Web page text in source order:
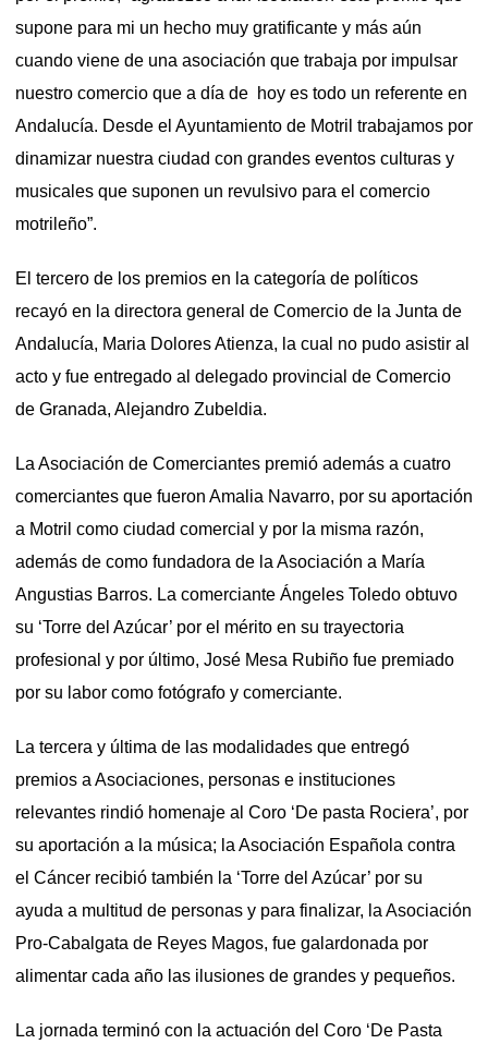
supone para mi un hecho muy gratificante y más aún
cuando viene de una asociación que trabaja por impulsar
nuestro comercio que a día de hoy es todo un referente en
Andalucía. Desde el Ayuntamiento de Motril trabajamos por
dinamizar nuestra ciudad con grandes eventos culturas y
musicales que suponen un revulsivo para el comercio
motrileño”.
El tercero de los premios en la categoría de políticos
recayó en la directora general de Comercio de la Junta de
Andalucía, Maria Dolores Atienza, la cual no pudo asistir al
acto y fue entregado al delegado provincial de Comercio
de Granada, Alejandro Zubeldia.
La Asociación de Comerciantes premió además a cuatro
comerciantes que fueron Amalia Navarro, por su aportación
a Motril como ciudad comercial y por la misma razón,
además de como fundadora de la Asociación a María
Angustias Barros. La comerciante Ángeles Toledo obtuvo
su ‘Torre del Azúcar’ por el mérito en su trayectoria
profesional y por último, José Mesa Rubiño fue premiado
por su labor como fotógrafo y comerciante.
La tercera y última de las modalidades que entregó
premios a Asociaciones, personas e instituciones
relevantes rindió homenaje al Coro ‘De pasta Rociera’, por
su aportación a la música; la Asociación Española contra
el Cáncer recibió también la ‘Torre del Azúcar’ por su
ayuda a multitud de personas y para finalizar, la Asociación
Pro-Cabalgata de Reyes Magos, fue galardonada por
alimentar cada año las ilusiones de grandes y pequeños.
La jornada terminó con la actuación del Coro ‘De Pasta